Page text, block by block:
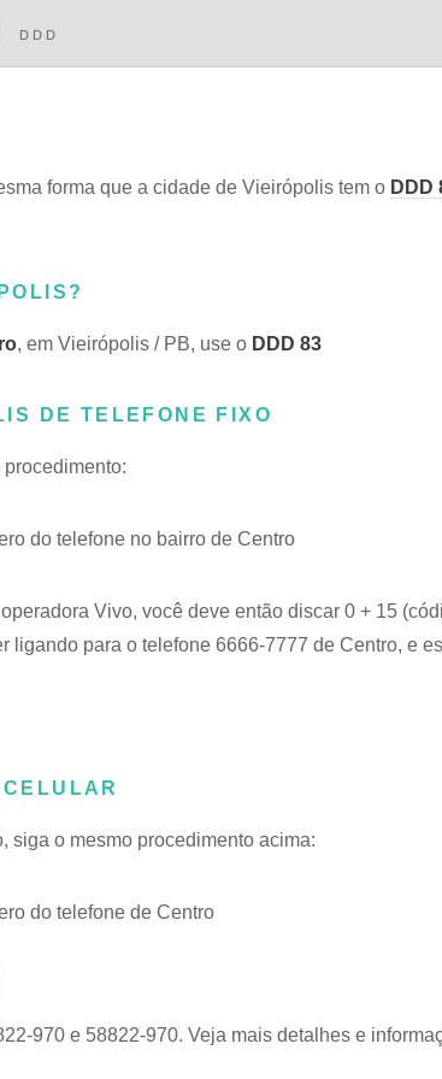
DDD
forma que a cidade de Vieirópolis tem o DDD
, em Vieirópolis / PB, use o DDD 83
DE TELEFONE FIXO
do telefone no bairro de Centro
Vivo, você deve então discar 0 + 15
ligando para o telefone 6666-7777 de Centro, e
siga o mesmo procedimento acima:
do telefone de Centro
970 e 58822-970. Veja mais detalhes e